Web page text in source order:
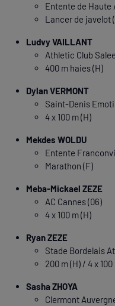
Entente de Haute
Lancer de javelot
Ludvy VAILLANT
Athletic Club
400 m haies (H)
Dylan VERMONT
Saint-Denis
4 x 100 m (H)
Mekdes WOLDU
Entente
Marathon (F)
Meba-Mickael ZEZE
AC Cannes (06)
4 x 100 m (H)
Ryan ZEZE
Stade Bordelais
200 m (H) / 4 x 100
Sasha ZHOYA
Clermont